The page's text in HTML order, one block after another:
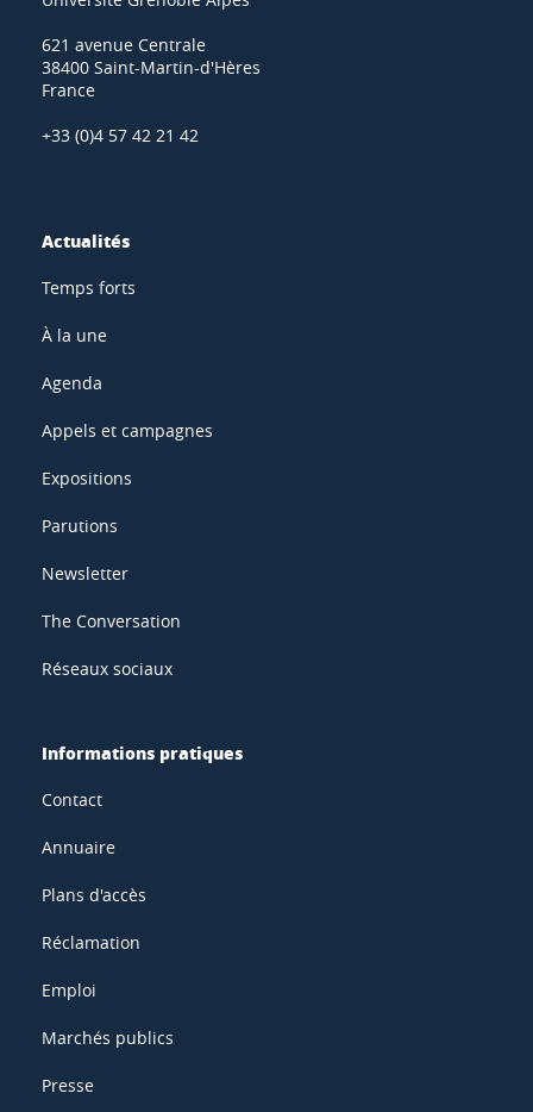
621 avenue Centrale
38400 Saint-Martin-d'Hères
France
+33 (0)4 57 42 21 42
Actualités
Temps forts
À la une
Agenda
Appels et campagnes
Expositions
Parutions
Newsletter
The Conversation
Réseaux sociaux
Informations pratiques
Contact
Annuaire
Plans d'accès
Réclamation
Emploi
Marchés publics
Presse